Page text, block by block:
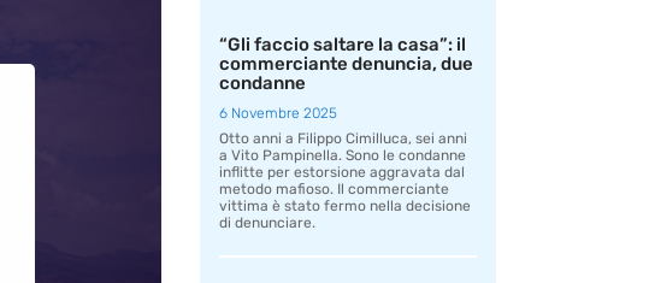
“Gli faccio saltare la casa”: il
commerciante denuncia, due
condanne
6 Novembre 2025
Otto anni a Filippo Cimilluca, sei anni
a Vito Pampinella. Sono le condanne
inflitte per estorsione aggravata dal
metodo mafioso. Il commerciante
vittima è stato fermo nella decisione
di denunciare.